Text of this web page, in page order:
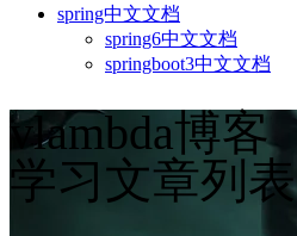
spring中文文档
spring6中文文档
springboot3中文文档
vlambda博客
学习文章列表